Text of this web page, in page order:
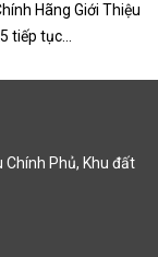
Hãng Giới Thiệu
tiếp tục...
Chính Phủ, Khu đất